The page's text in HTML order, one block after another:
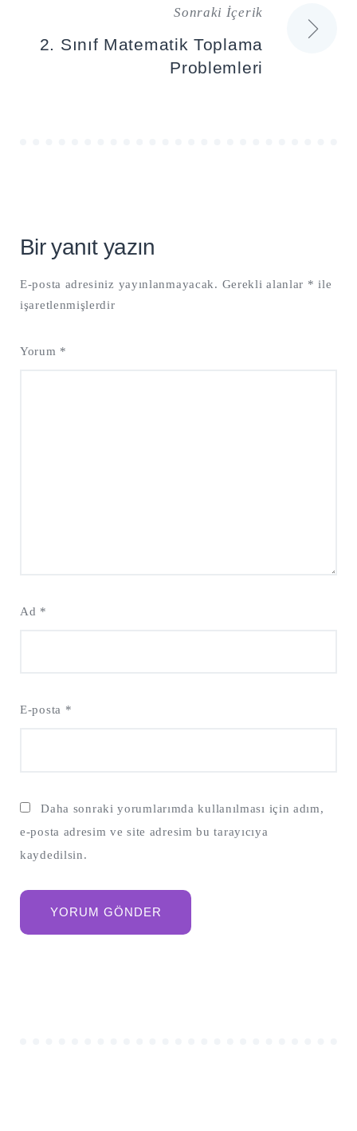
Sonraki İçerik
2. Sınıf Matematik Toplama
Problemleri
Bir yanıt yazın
E-posta adresiniz yayınlanmayacak. Gerekli alanlar * ile
işaretlenmişlerdir
Yorum *
Ad *
E-posta *
Daha sonraki yorumlarımda kullanılması için adım,
e-posta adresim ve site adresim bu tarayıcıya
kaydedilsin.